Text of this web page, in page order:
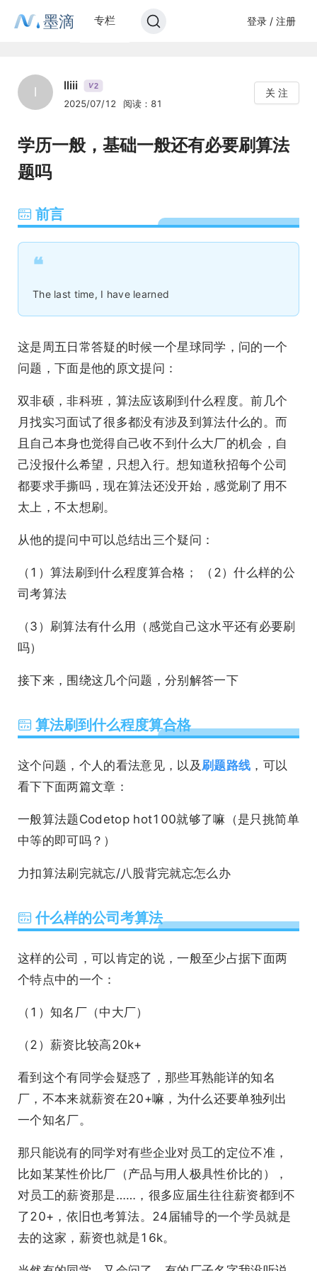
墨滴 专栏 登录 / 注册
l lliii V2
2025/07/12 阅读：81
关 注
学历一般，基础一般还有必要刷算法
题吗
前言
❝
The last time, I have learned
这是周五日常答疑的时候一个星球同学，问的一个
问题，下面是他的原文提问：
双非硕，非科班，算法应该刷到什么程度。前几个
月找实习面试了很多都没有涉及到算法什么的。而
且自己本身也觉得自己收不到什么大厂的机会，自
己没报什么希望，只想入行。想知道秋招每个公司
都要求手撕吗，现在算法还没开始，感觉刷了用不
太上，不太想刷。
从他的提问中可以总结出三个疑问：
（1）算法刷到什么程度算合格； （2）什么样的公
司考算法
（3）刷算法有什么用（感觉自己这水平还有必要刷
吗）
接下来，围绕这几个问题，分别解答一下
算法刷到什么程度算合格
这个问题，个人的看法意见，以及刷题路线 ，可以
看下下面两篇文章：
一般算法题Codetop hot100就够了嘛（是只挑简单
中等的即可吗？）
力扣算法刷完就忘/八股背完就忘怎么办
什么样的公司考算法
这样的公司，可以肯定的说，一般至少占据下面两
个特点中的一个：
（1）知名厂（中大厂）
（2）薪资比较高20k+
看到这个有同学会疑惑了，那些耳熟能详的知名
厂，不本来就薪资在20+嘛，为什么还要单独列出
一个知名厂。
那只能说有的同学对有些企业对员工的定位不准，
比如某某性价比厂（产品与用人极具性价比的），
对员工的薪资那是……，很多应届生往往薪资都到不
了20+，依旧也考算法。24届辅导的一个学员就是
去的这家，薪资也就是16k。